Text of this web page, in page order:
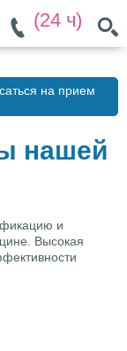
на прием
(24 ч)
нашей
и
Высокая